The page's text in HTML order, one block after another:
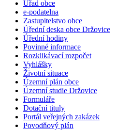
Úřad obce
e-podatelna
Zastupitelstvo obce
Úřední deska obce Držovice
Úřední hodiny
Povinné informace
Rozklikávací rozpočet
Vyhlášky
Životní situace
Územní plán obce
Územní studie Držovice
Formuláře
Dotační tituly
Portál veřejných zakázek
Povodňový plán